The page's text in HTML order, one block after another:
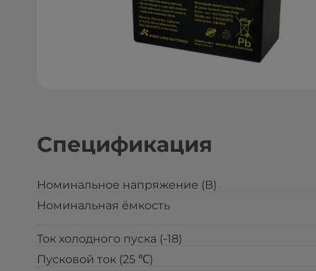
Спецификация
Номинальное напряжение (В)
Номинальная ёмкость
Ток холодного пуска (-18)
Пусковой ток (25 ℃)